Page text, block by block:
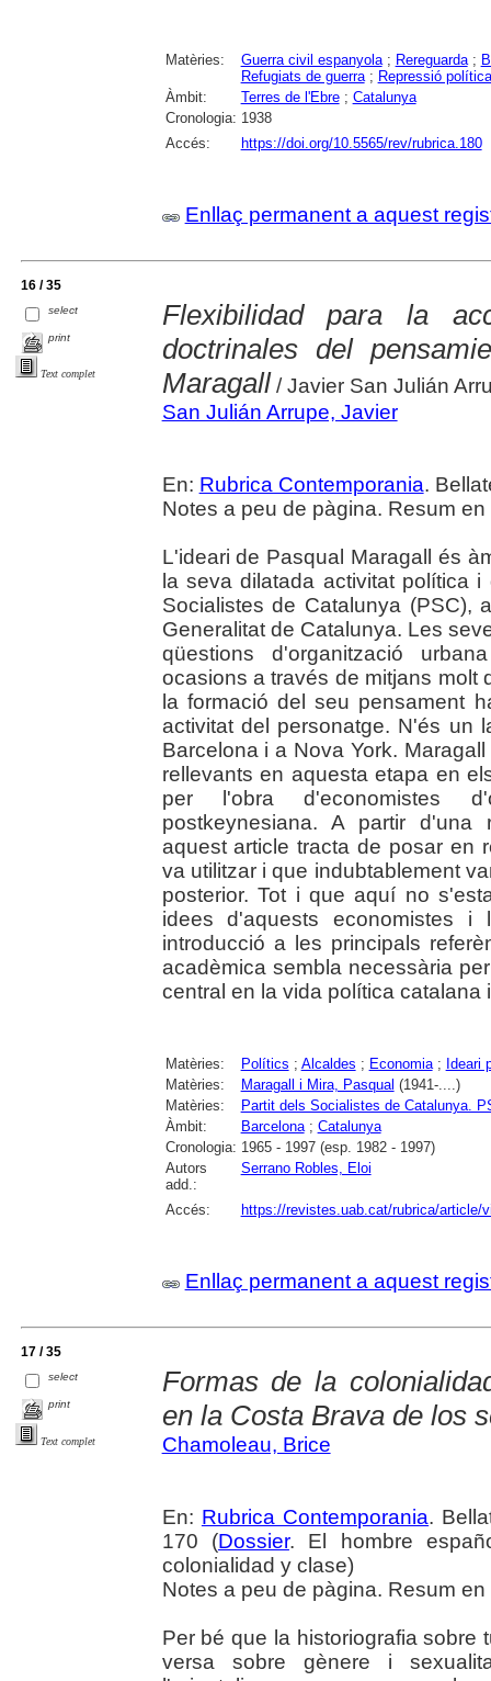
Matèries: Guerra civil espanyola; Rereguarda;
Refugiats de guerra; Repressió política
Àmbit:
Terres de l'Ebre; Catalunya
Cronologia: 1938
Accés:
https://doi.org/10.5565/rev/rubrica.180
Enllaç permanent a aquest
16 / 35
select
print
Text complet
Flexibilidad para la
doctrinales del
Maragall/ Javier San Julián
San Julián Arrupe, Javier
En: Rubrica Contemporania.
Notes a peu de pàgina. Resum en
L'ideari de Pasqual Maragall és
la seva dilatada activitat política
Socialistes de Catalunya (PSC),
Generalitat de Catalunya. Les
qüestions d'organització
ocasions a través de mitjans molt
la formació del seu pensament
activitat del personatge. N'és un
Barcelona i a Nova York.
rellevants en aquesta etapa en
per l'obra d'economistes
postkeynesiana. A partir d'una
aquest article tracta de posar en
va utilitzar i que indubtablement
posterior. Tot i que aquí no
idees d'aquests economistes i
introducció a les principals
acadèmica sembla necessària
central en la vida política
Matèries: Polítics ; Alcaldes ; Economia; Ideari
Matèries:
Maragall i Mira, Pasqual (1941-....)
Matèries:
Partit dels Socialistes de Catalunya.
Àmbit:
Barcelona; Catalunya
Cronologia: 1965 - 1997 (esp. 1982 - 1997)
Autors
add.:
Serrano Robles, Eloi
Accés: https://revistes.uab.cat/rubrica/article/
Enllaç permanent a aquest
17 / 35
select
print
Text complet
Formas de la
en la Costa Brava de los
Chamoleau, Brice
En: Rubrica Contemporania.
170 (Dossier. El hombre
colonialidad y clase)
Notes a peu de pàgina. Resum en
Per bé que la historiografia sobre
versa sobre gènere i